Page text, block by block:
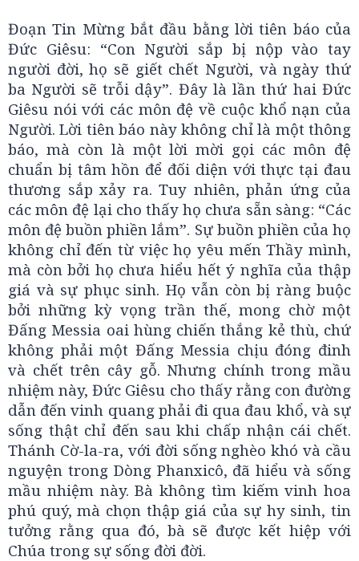
Đoạn Tin Mừng bắt đầu bằng lời tiên báo của
Đức Giêsu: “Con Người sắp bị nộp vào tay
người đời, họ sẽ giết chết Người, và ngày thứ
ba Người sẽ trỗi dậy”. Đây là lần thứ hai Đức
Giêsu nói với các môn đệ về cuộc khổ nạn của
Người. Lời tiên báo này không chỉ là một thông
báo, mà còn là một lời mời gọi các môn đệ
chuẩn bị tâm hồn để đối diện với thực tại đau
thương sắp xảy ra. Tuy nhiên, phản ứng của
các môn đệ lại cho thấy họ chưa sẵn sàng: “Các
môn đệ buồn phiền lắm”. Sự buồn phiền của họ
không chỉ đến từ việc họ yêu mến Thầy mình,
mà còn bởi họ chưa hiểu hết ý nghĩa của thập
giá và sự phục sinh. Họ vẫn còn bị ràng buộc
bởi những kỳ vọng trần thế, mong chờ một
Đấng Messia oai hùng chiến thắng kẻ thù, chứ
không phải một Đấng Messia chịu đóng đinh
và chết trên cây gỗ. Nhưng chính trong mầu
nhiệm này, Đức Giêsu cho thấy rằng con đường
dẫn đến vinh quang phải đi qua đau khổ, và sự
sống thật chỉ đến sau khi chấp nhận cái chết.
Thánh Cờ-la-ra, với đời sống nghèo khó và cầu
nguyện trong Dòng Phanxicô, đã hiểu và sống
mầu nhiệm này. Bà không tìm kiếm vinh hoa
phú quý, mà chọn thập giá của sự hy sinh, tin
tưởng rằng qua đó, bà sẽ được kết hiệp với
Chúa trong sự sống đời đời.